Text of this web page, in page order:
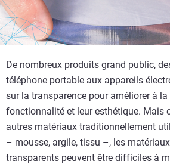
De nombreux produits grand public,
téléphone portable aux appareils
sur la transparence pour améliorer à
fonctionnalité et leur esthétique. Mais
autres matériaux traditionnellement
– mousse, argile, tissu –, les
transparents peuvent être difficiles à